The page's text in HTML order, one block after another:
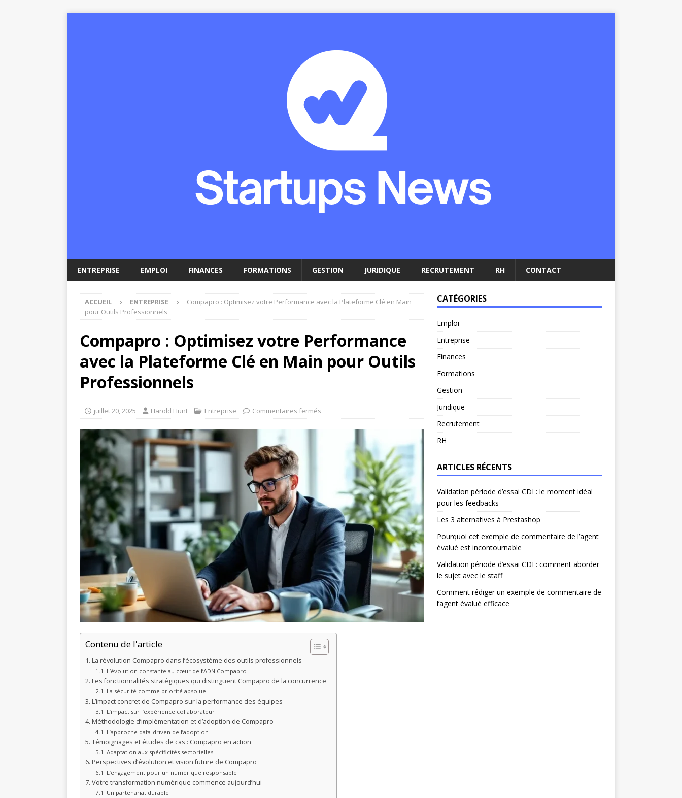
ENTREPRISE EMPLOI FINANCES FORMATIONS GESTION JURIDIQUE RECRUTEMENT RH CONTACT
ACCUEIL ENTREPRISE
Compapro : Optimisez votre Performance avec la Plateforme Clé en Main
pour Outils Professionnels
Compapro : Optimisez votre Performance
avec la Plateforme Clé en Main pour Outils
Professionnels
juillet 20, 2025 Harold Hunt Entreprise Commentaires fermés
Contenu de l'article
La révolution Compapro dans l’écosystème des outils professionnels
L’évolution constante au cœur de l’ADN Compapro
Les fonctionnalités stratégiques qui distinguent Compapro de la concurrence
La sécurité comme priorité absolue
L’impact concret de Compapro sur la performance des équipes
L’impact sur l’expérience collaborateur
Méthodologie d’implémentation et d’adoption de Compapro
L’approche data-driven de l’adoption
Témoignages et études de cas : Compapro en action
Adaptation aux spécificités sectorielles
Perspectives d’évolution et vision future de Compapro
L’engagement pour un numérique responsable
Votre transformation numérique commence aujourd’hui
Un partenariat durable
CATÉGORIES
Emploi
Entreprise
Finances
Formations
Gestion
Juridique
Recrutement
RH
ARTICLES RÉCENTS
Validation période d’essai CDI : le moment idéal
pour les feedbacks
Les 3 alternatives à Prestashop
Pourquoi cet exemple de commentaire de l’agent
évalué est incontournable
Validation période d’essai CDI : comment aborder
le sujet avec le staff
Comment rédiger un exemple de commentaire de
l’agent évalué efficace